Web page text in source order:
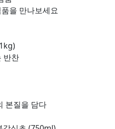
을 만나보세요
반찬
본질을 담다